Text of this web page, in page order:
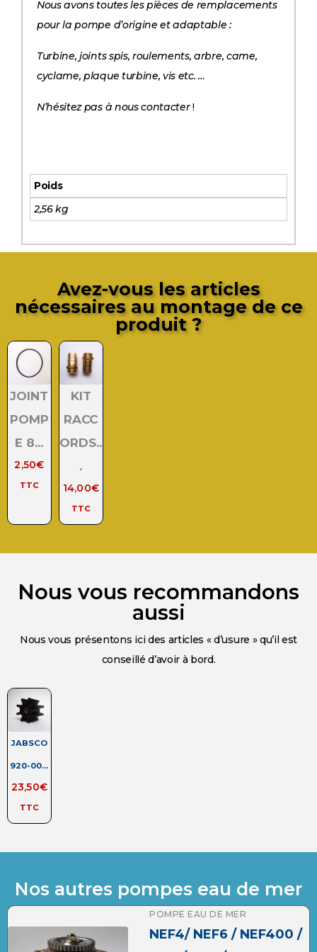
Nous avons toutes les pièces de remplacements
pour la pompe d’origine et adaptable :
Turbine, joints spis, roulements, arbre, came,
cyclame, plaque turbine, vis etc. …
N’hésitez pas à nous contacter!
Poids
2,56 kg
Avez-vous les articles
nécessaires au montage de ce
produit ?
JOINT
POMP
E 8...
2,50€
TTC
KIT
RACC
ORDS..
.
14,00€
TTC
Nous vous recommandons
aussi
Nous vous présentons ici des articles « d’usure » qu’il est
conseillé d’avoir à bord.
JABSCO
920-00...
23,50€
TTC
Nos autres pompes eau de mer
POMPE EAU DE MER
NEF4/ NEF6 / NEF400 /